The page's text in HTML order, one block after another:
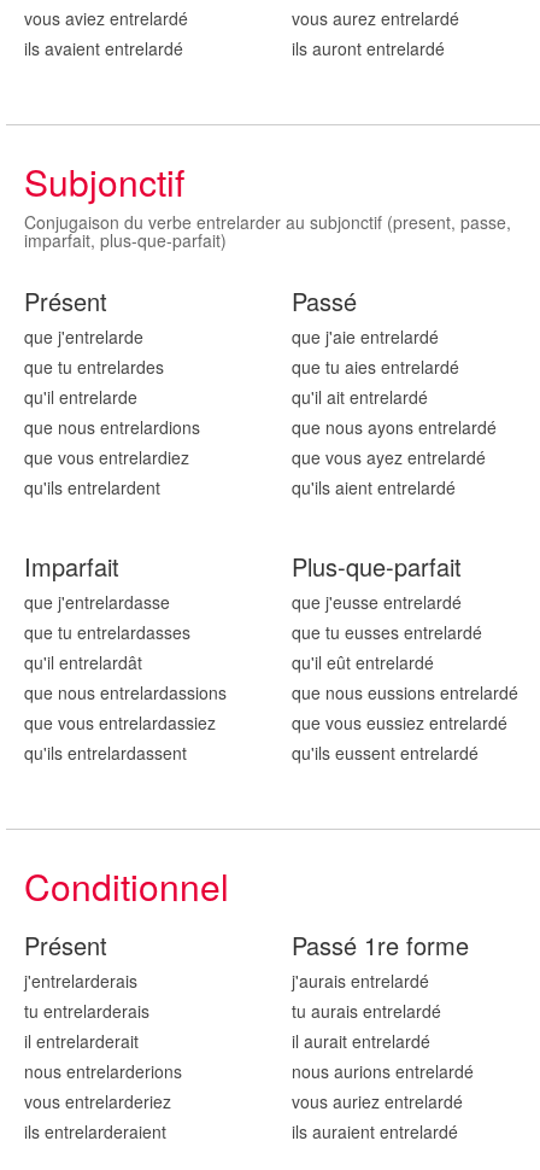
vous aviez entrelardé
ils avaient entrelardé
vous aurez entrelardé
ils auront entrelardé
Subjonctif
Conjugaison du verbe entrelarder au subjonctif (present, passe,
imparfait, plus-que-parfait)
Présent
que j'entrelarde
que tu entrelardes
qu'il entrelarde
que nous entrelardions
que vous entrelardiez
qu'ils entrelardent
Passé
que j'aie entrelardé
que tu aies entrelardé
qu'il ait entrelardé
que nous ayons entrelardé
que vous ayez entrelardé
qu'ils aient entrelardé
Imparfait
que j'entrelardasse
que tu entrelardasses
qu'il entrelardât
que nous entrelardassions
que vous entrelardassiez
qu'ils entrelardassent
Plus-que-parfait
que j'eusse entrelardé
que tu eusses entrelardé
qu'il eût entrelardé
que nous eussions entrelardé
que vous eussiez entrelardé
qu'ils eussent entrelardé
Conditionnel
Présent
j'entrelarderais
tu entrelarderais
il entrelarderait
nous entrelarderions
vous entrelarderiez
ils entrelarderaient
Passé 1re forme
j'aurais entrelardé
tu aurais entrelardé
il aurait entrelardé
nous aurions entrelardé
vous auriez entrelardé
ils auraient entrelardé